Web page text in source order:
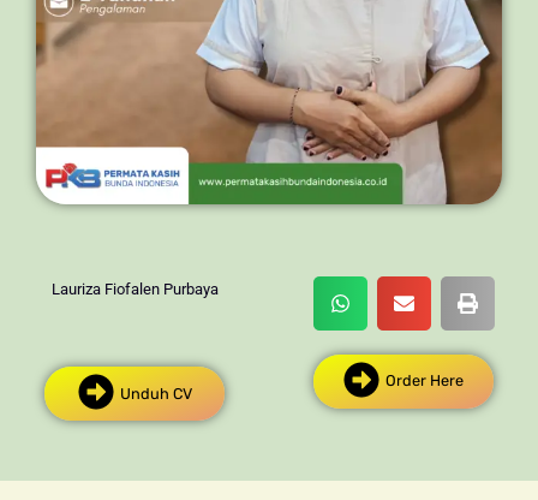
Lauriza Fiofalen Purbaya
Unduh CV
Order Here